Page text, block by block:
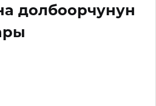
долбоорчунун